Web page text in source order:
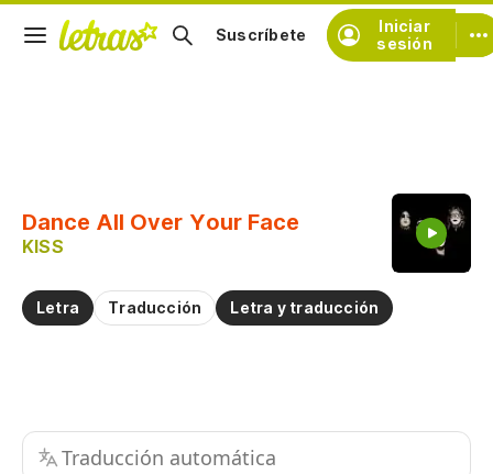
Iniciar
sesión
Suscríbete
Dance All Over Your Face
KISS
Letra Traducción Letra y traducción
Traducción automática
Practicar la pronunciación de